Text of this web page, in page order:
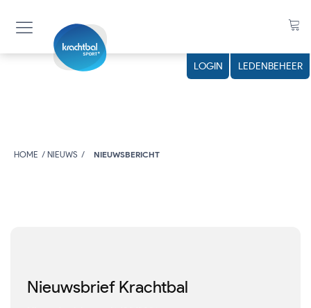
LOGIN LEDENBEHEER
HOME NIEUWS NIEUWSBERICHT
Nieuwsbrief Krachtbal